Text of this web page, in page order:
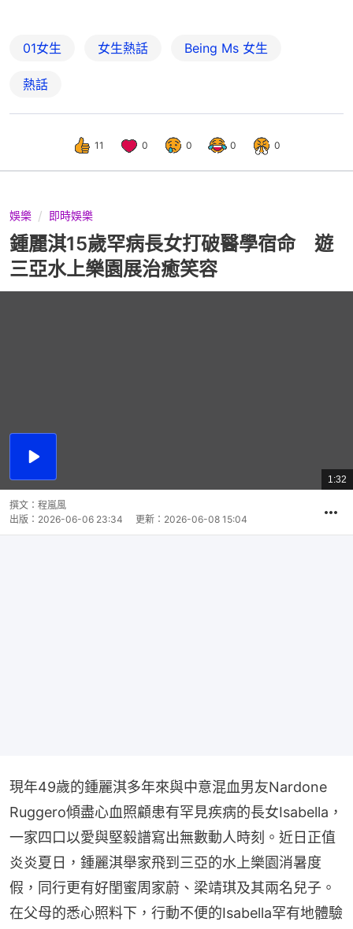
01女生 女生熱話 Being Ms 女生
熱話
11 0 0 0 0
娛樂 即時娛樂
鍾麗淇15歲罕病長女打破醫學宿命 遊
三亞水上樂園展治癒笑容
播
總
共
1:32
撰文： 程嵐風
出版： 2026-06-06 23:34 更新： 2026-06-08 15:04
現年49歲的鍾麗淇多年來與中意混血男友Nardone
Ruggero傾盡心血照顧患有罕見疾病的長女Isabella，
一家四口以愛與堅毅譜寫出無數動人時刻。近日正值
炎炎夏日，鍾麗淇舉家飛到三亞的水上樂園消暑度
假，同行更有好閨蜜周家蔚、梁靖琪及其兩名兒子。
在父母的悉心照料下，行動不便的Isabella罕有地體驗